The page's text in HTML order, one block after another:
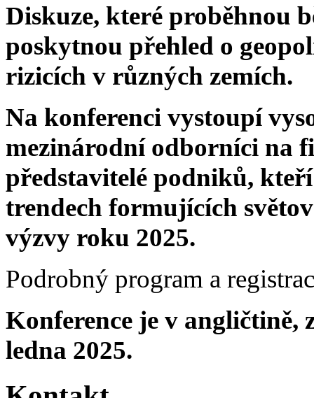
Diskuze, které proběhnou
poskytnou přehled o
rizicích v různých zemích.
Na konferenci vystoupí
mezinárodní odborníci na
představitelé podniků,
trendech formujících
výzvy roku 2025.
Podrobný program a
Konference je v angličtině,
ledna 2025.